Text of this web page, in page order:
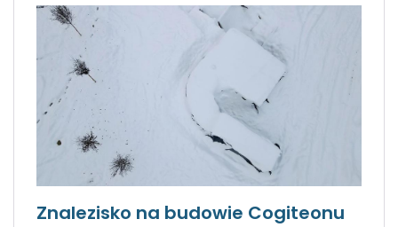
Znalezisko na budowie Cogiteonu